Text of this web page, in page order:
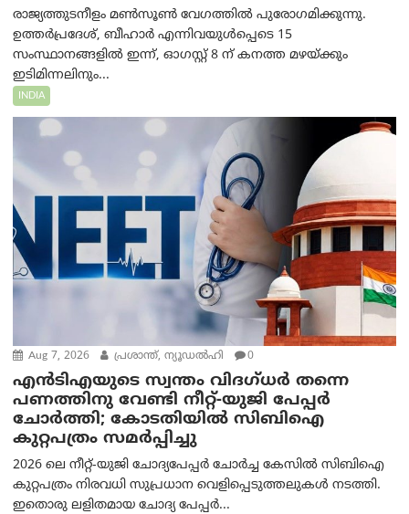
രാജ്യത്തുടനീളം മൺസൂൺ വേഗത്തിൽ പുരോഗമിക്കുന്നു.
ഉത്തർപ്രദേശ്, ബീഹാർ എന്നിവയുൾപ്പെടെ 15
സംസ്ഥാനങ്ങളിൽ ഇന്ന്, ഓഗസ്റ്റ് 8 ന് കനത്ത മഴയ്ക്കും
ഇടിമിന്നലിനും...
INDIA
Aug 7, 2026 പ്രശാന്ത്, ന്യൂഡല്‍ഹി 0
എൻ‌ടി‌എയുടെ സ്വന്തം വിദഗ്ധർ തന്നെ
പണത്തിനു വേണ്ടി നീറ്റ്-യു‌ജി പേപ്പർ
ചോർത്തി; കോടതിയില്‍ സിബിഐ
കുറ്റപത്രം സമര്‍പ്പിച്ചു
2026 ലെ നീറ്റ്-യുജി ചോദ്യപേപ്പർ ചോർച്ച കേസിൽ സിബിഐ
കുറ്റപത്രം നിരവധി സുപ്രധാന വെളിപ്പെടുത്തലുകൾ നടത്തി.
ഇതൊരു ലളിതമായ ചോദ്യ പേപ്പർ...